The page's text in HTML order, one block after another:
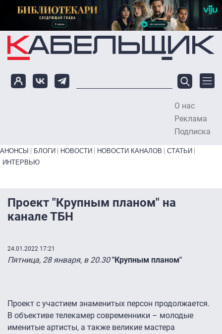
Перейти к основному содержанию
О нас
Реклама
Подписка
Primary links bottom
АНОНСЫ БЛОГИ НОВОСТИ НОВОСТИ КАНАЛОВ
СТАТЬИ
ИНТЕРВЬЮ
Проект "Крупным планом" на
канале ТБН
24.01.2022 17:21
Пятница, 28 января, в 20.30"Крупным планом"
Проект с участием знаменитых персон продолжается.
В объективе телекамер современники – молодые
именитые артисты, а также великие мастера